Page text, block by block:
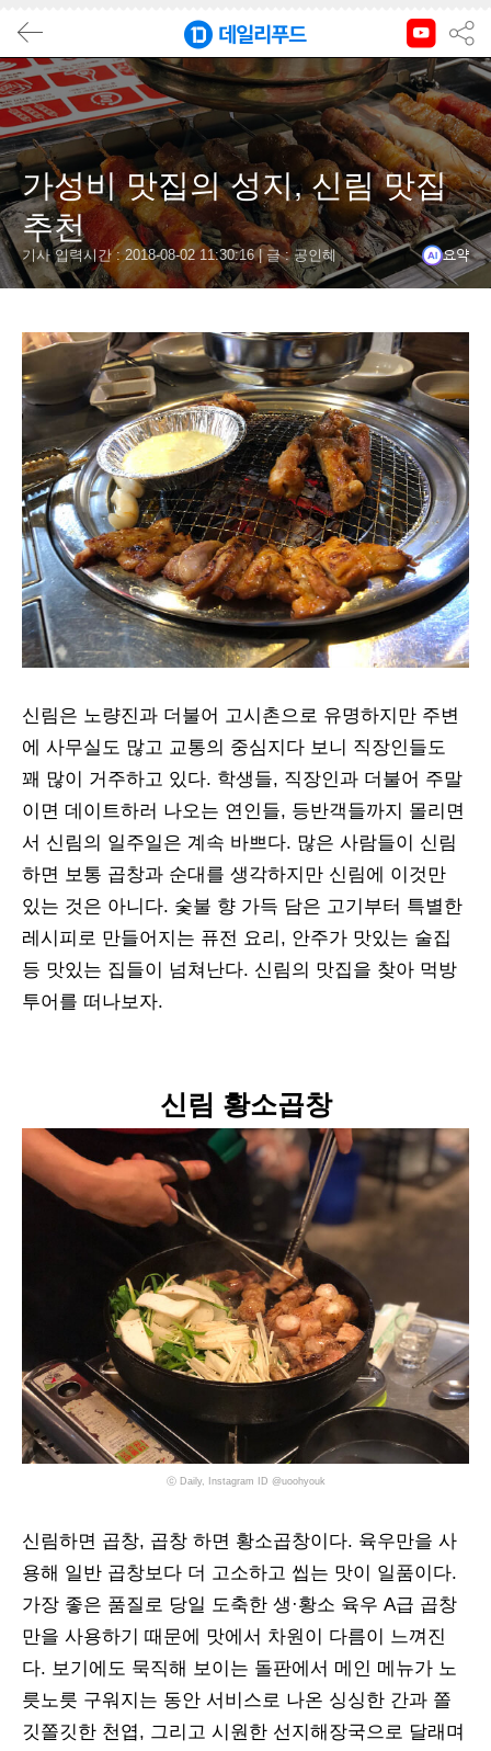
가성비 맛집의 성지, 신림 맛집
추천
기사 입력시간 : 2018-08-02 11:30:16 |글 : 공인혜 요약
요
결
신림
신
만
#신
신림은 노량진과 더불어 고시촌으로 유명하지만 주변
에 사무실도 많고 교통의 중심지다 보니 직장인들도
꽤 많이 거주하고 있다. 학생들, 직장인과 더불어 주말
이면 데이트하러 나오는 연인들, 등반객들까지 몰리면
서 신림의 일주일은 계속 바쁘다. 많은 사람들이 신림
하면 보통 곱창과 순대를 생각하지만 신림에 이것만
있는 것은 아니다. 숯불 향 가득 담은 고기부터 특별한
레시피로 만들어지는 퓨전 요리, 안주가 맛있는 술집
등 맛있는 집들이 넘쳐난다. 신림의 맛집을 찾아 먹방
투어를 떠나보자.
신림 황소곱창
ⓒ Daily, Instagram ID @uoohyouk
신림하면 곱창, 곱창 하면 황소곱창이다. 육우만을 사
용해 일반 곱창보다 더 고소하고 씹는 맛이 일품이다.
가장 좋은 품질로 당일 도축한 생·황소 육우 A급 곱창
만을 사용하기 때문에 맛에서 차원이 다름이 느껴진
다. 보기에도 묵직해 보이는 돌판에서 메인 메뉴가 노
릇노릇 구워지는 동안 서비스로 나온 싱싱한 간과 쫄
깃쫄깃한 천엽, 그리고 시원한 선지해장국으로 달래며